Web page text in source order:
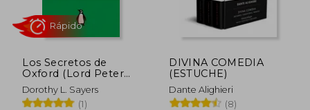
dcto.
Los Secretos de
Oxford (Lord Peter
Wimsey): Ediciones
Icónicas
Dorothy L. Sayers
(1)
DIVINA COMEDIA
(ESTUCHE)
Dante Alighieri
(8)